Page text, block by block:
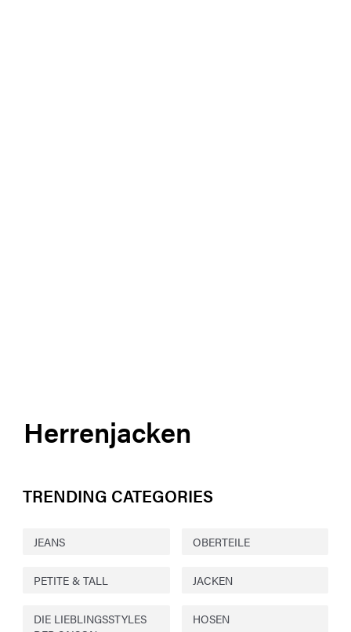
Herrenjacken
TRENDING CATEGORIES
JEANS OBERTEILE
PETITE & TALL JACKEN
DIE LIEBLINGSSTYLES
HOSEN